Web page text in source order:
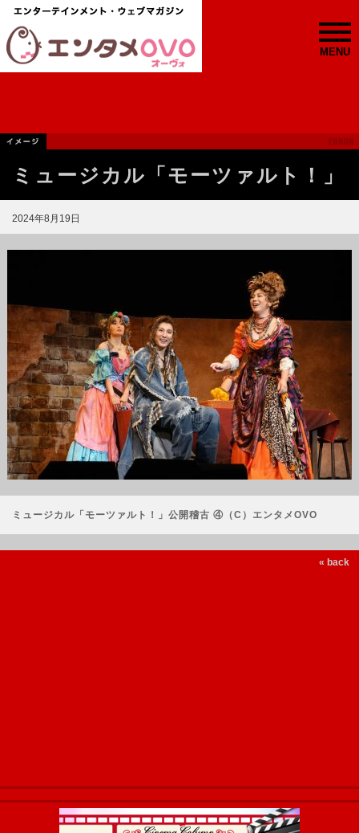
MENU
ミュージカル「モーツァルト！」
2024年8月19日
ミュージカル「モーツァルト！」公開稽古 ④（C）エンタメOVO
« back